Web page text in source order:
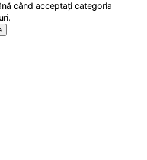
când acceptați categoria